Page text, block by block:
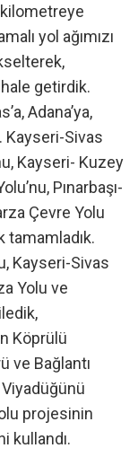
yol ağımızı
getirdik.
Adana’ya,
Kayseri-Sivas
Kayseri- Kuzey
Pınarbaşı-
Çevre Yolu
Kayseri-Sivas
Yolu ve
Köprülü
ve Bağlantı
projesinin
kullandı.